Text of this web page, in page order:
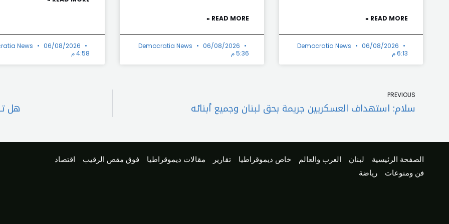
READ MORE »
Democratia News
06/08/2026
6:13 م
READ MORE »
Democratia News
06/08/2026
5:36 م
News
06/08/2026
4:58 م
PREVIOUS
سلام: استهداف العسكريين جريمة بحق لبنان وجميع أبنائه هل
الصفحة الرئيسية لبنان العرب والعالم خاص ديموقراطيا تقارير مقالات ديموقراطيا فوق مقص الرقيب
اقتصاد
فن ومنوعات
رياضة